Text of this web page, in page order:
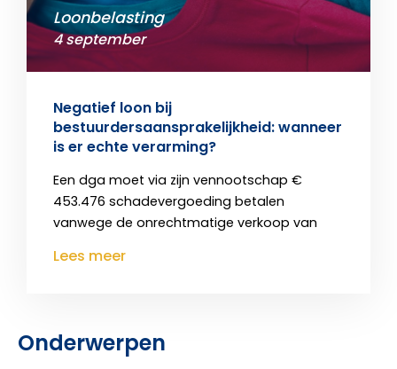
Loonbelasting
4 september
Negatief loon bij
bestuurdersaansprakelijkheid: wanneer
is er echte verarming?
Een dga moet via zijn vennootschap €
453.476 schadevergoeding betalen
vanwege de onrechtmatige verkoop van
Lees meer
Onderwerpen